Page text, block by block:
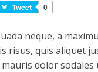
Tweet 0
neque, a
risus, quis aliquet
dolor sodales